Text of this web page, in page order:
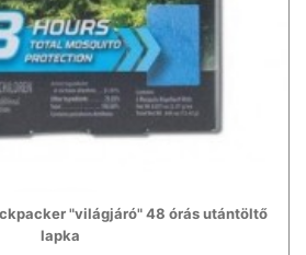
"világjáró" 48 órás utántöltő
lapka